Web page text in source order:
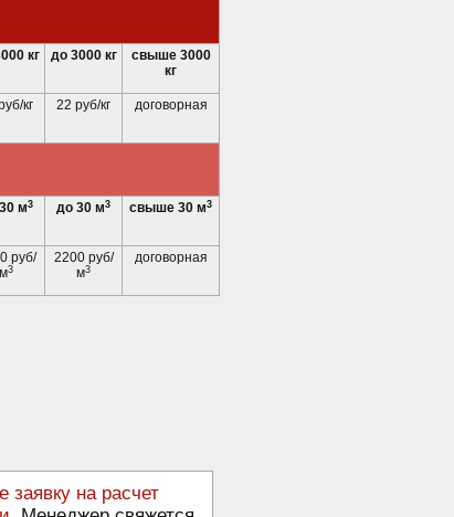
кг до 3000 кг
свыше 3000
кг
кг 22 руб/кг договорная
м3 до 30 м3 свыше 30 м3
руб/
м3
2200 руб/
м3
договорная
заявку на расчет